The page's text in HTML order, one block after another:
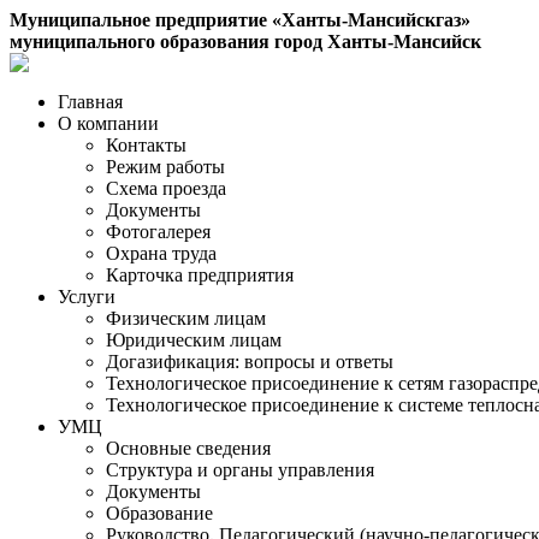
Муниципальное предприятие «Ханты-Мансийскгаз»
муниципального образования город Ханты-Мансийск
Главная
О компании
Контакты
Режим работы
Схема проезда
Документы
Фотогалерея
Охрана труда
Карточка предприятия
Услуги
Физическим лицам
Юридическим лицам
Догазификация: вопросы и ответы
Технологическое присоединение к сетям
Технологическое присоединение к системе
УМЦ
Основные сведения
Структура и органы управления
Документы
Образование
Руководство. Педагогический (научно-